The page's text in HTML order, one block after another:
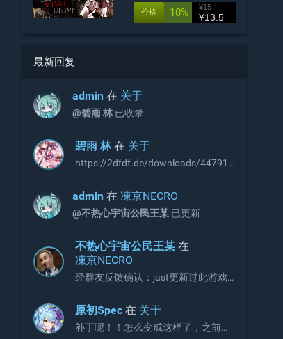
-10% ¥15
¥13.5
价格
最新回复
admin 在 关于
@碧雨 林 已收录
碧雨 林 在 关于
https://2dfdf.de/downloads/44791
R18补丁，无需积分即可下载，站长
可以考虑收录
admin 在凍京NECRO
@不热心宇宙公民王某 已更新
不热心宇宙公民王某 在
凍京NECRO
经群友反馈确认：jast更新过此游戏
的问题。 V3版本补丁官方链接如下，
请更新官网链接与onedrive文件：
https://jaststore.com/zh...
原初Spec 在 关于
补丁呢！！怎么变成这样了，之前不